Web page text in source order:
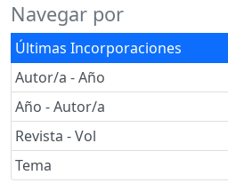
Navegar por
Últimas Incorporaciones
Autor/a - Año
Año - Autor/a
Revista - Vol
Tema